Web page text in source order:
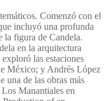
Comenzó con el
incluyó una profunda
la figura de Candela.
en la arquitectura
las estaciones
México; y Andrés López
una de las obras más
Manantiales en